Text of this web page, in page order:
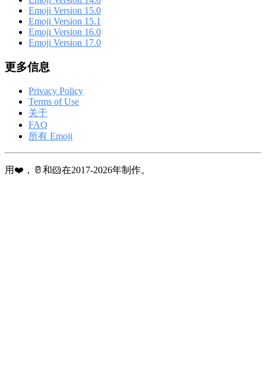
Emoji Version 15.0
Emoji Version 15.1
Emoji Version 16.0
Emoji Version 17.0
更多信息
Privacy Policy
Terms of Use
关于
FAQ
所有 Emoji
用❤️，🥛和🐹在2017-2026年制作。